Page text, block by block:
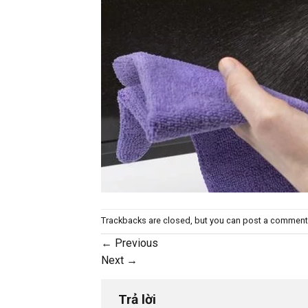
Trackbacks are closed, but you can post a comment
← Previous
Next →
Trả lời